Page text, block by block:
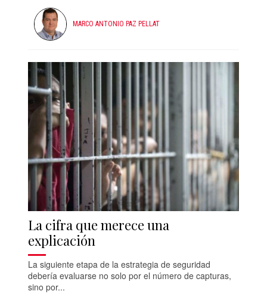
MARCO ANTONIO PAZ PELLAT
La cifra que merece una
explicación
La siguiente etapa de la estrategia de seguridad
debería evaluarse no solo por el número de capturas,
sino por...